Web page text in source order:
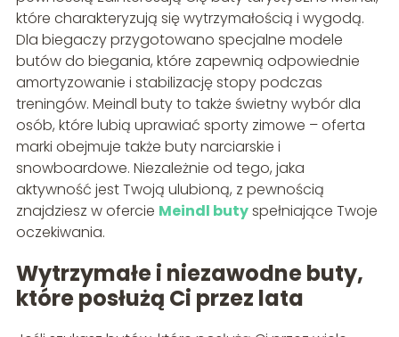
które charakteryzują się wytrzymałością i wygodą.
Dla biegaczy przygotowano specjalne modele
butów do biegania, które zapewnią odpowiednie
amortyzowanie i stabilizację stopy podczas
treningów. Meindl buty to także świetny wybór dla
osób, które lubią uprawiać sporty zimowe – oferta
marki obejmuje także buty narciarskie i
snowboardowe. Niezależnie od tego, jaka
aktywność jest Twoją ulubioną, z pewnością
znajdziesz w ofercie Meindl butyspełniające Twoje
oczekiwania.
Wytrzymałe i niezawodne buty,
które posłużą Ci przez lata